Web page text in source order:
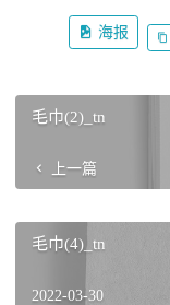
海报
毛巾(2)_tn
上一篇
毛巾(4)_tn
2022-03-30